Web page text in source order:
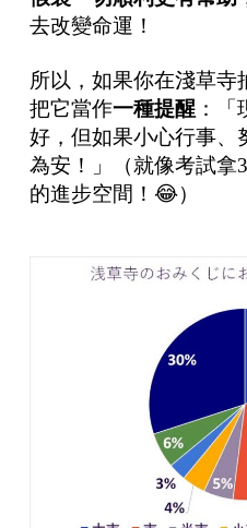
去改變命運！
所以，如果你在淺草寺
把它當作一種提醒：「
好，但如果小心行事、
為安！」（就像考試拿
的進步空間！😂）